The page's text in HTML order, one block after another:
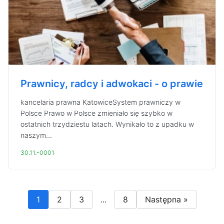
Prawnicy, radcy i adwokaci - o prawie
kancelaria prawna KatowiceSystem prawniczy w
Polsce Prawo w Polsce zmieniało się szybko w
ostatnich trzydziestu latach. Wynikało to z upadku w
naszym...
30.11.-0001
1 2 3 ... 8 Następna »